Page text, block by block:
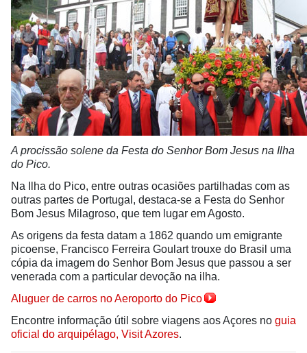
A procissão solene da Festa do Senhor Bom Jesus na Ilha
do Pico.
Na Ilha do Pico, entre outras ocasiões partilhadas com as
outras partes de Portugal, destaca-se a Festa do Senhor
Bom Jesus Milagroso, que tem lugar em Agosto.
As origens da festa datam a 1862 quando um emigrante
picoense, Francisco Ferreira Goulart trouxe do Brasil uma
cópia da imagem do Senhor Bom Jesus que passou a ser
venerada com a particular devoção na ilha.
Aluguer de carros no Aeroporto do Pico
Encontre informação útil sobre viagens aos Açores no guia
oficial do arquipélago, Visit Azores.